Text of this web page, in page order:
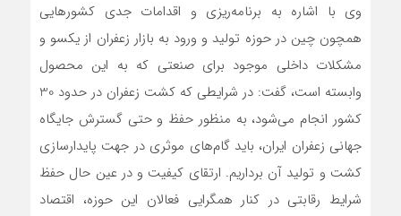
وی با اشاره به برنامه‌ریزی و اقدامات جدی کشورهایی
همچون چین در حوزه تولید و ورود به بازار زعفران از یکسو و
مشکلات داخلی موجود برای صنعتی که به این محصول
وابسته است، گفت: در شرایطی که کشت زعفران در حدود 30
کشور انجام می‌شود، به منظور حفظ و حتی گسترش جایگاه
جهانی زعفران ایران، باید گام‌های موثری در جهت پایدارسازی
کشت و تولید آن برداریم. ارتقای کیفیت و در عین حال حفظ
شرایط رقابتی در کنار همگرایی فعالان این حوزه، اقتصاد